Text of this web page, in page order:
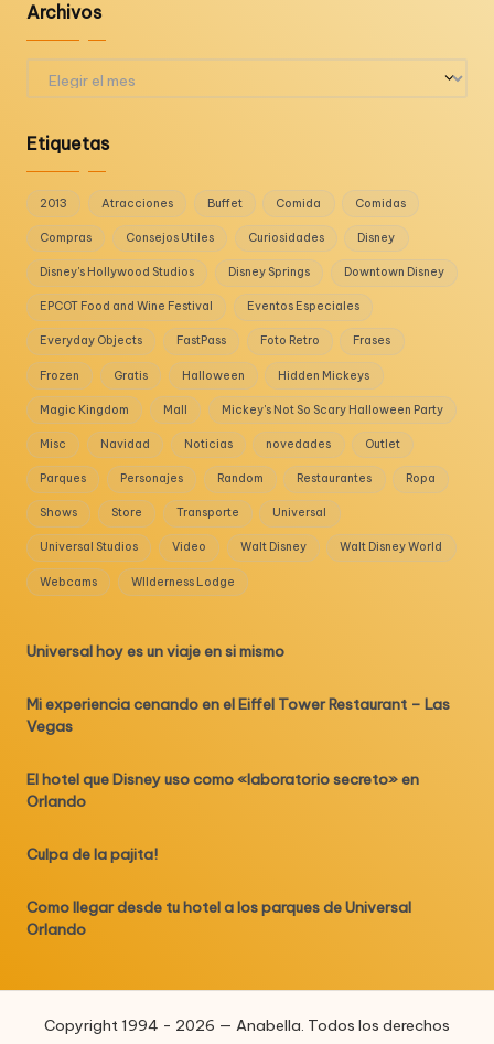
Archivos
Etiquetas
2013 Atracciones Buffet Comida Comidas
Compras Consejos Utiles Curiosidades Disney
Disney's Hollywood Studios Disney Springs Downtown Disney
EPCOT Food and Wine Festival Eventos Especiales
Everyday Objects FastPass Foto Retro Frases
Frozen Gratis Halloween Hidden Mickeys
Magic Kingdom Mall Mickey's Not So Scary Halloween Party
Misc Navidad Noticias novedades Outlet
Parques Personajes Random Restaurantes Ropa
Shows Store Transporte Universal
Universal Studios Video Walt Disney Walt Disney World
Webcams WIlderness Lodge
Universal hoy es un viaje en si mismo
Mi experiencia cenando en el Eiffel Tower Restaurant – Las
Vegas
El hotel que Disney uso como «laboratorio secreto» en
Orlando
Culpa de la pajita!
Como llegar desde tu hotel a los parques de Universal
Orlando
Copyright 1994 - 2026 — Anabella. Todos los derechos